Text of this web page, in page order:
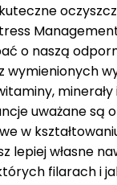
o naszą
wymienionych
minerały
uważane są
w
lepiej własne
filarach i